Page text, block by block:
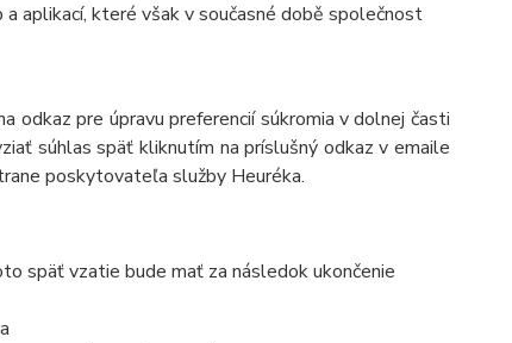
aplikací, které však v současné době společnost
odkaz pre úpravu preferencií súkromia v dolnej časti
súhlas späť kliknutím na príslušný odkaz v emaile
poskytovateľa služby Heuréka.
späť vzatie bude mať za následok ukončenie